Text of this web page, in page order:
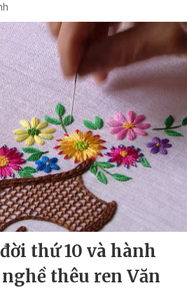
thứ 10 và hành
thêu ren Văn